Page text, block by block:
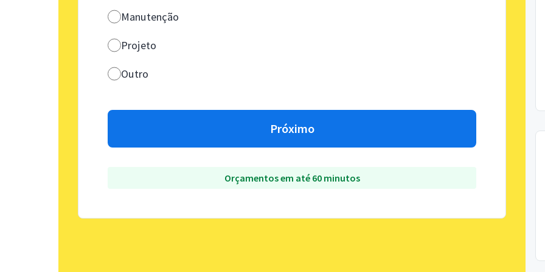
Manutenção
Projeto
Outro
Próximo
Orçamentos em até 60 minutos